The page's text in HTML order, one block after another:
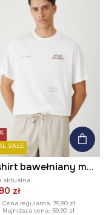
SALE
T-shirt bawełniany męski z nadrukami
aktualna:
zł
Cena regularna: 79,90 zł
Najniższa cena: 59,90 zł